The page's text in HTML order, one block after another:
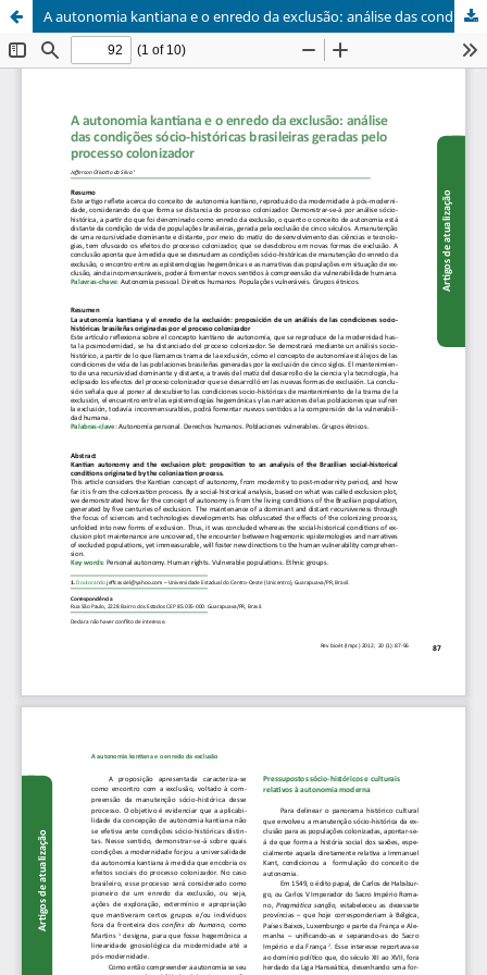
A autonomia kantiana e o enredo da exclusão: análise das condições sócio-históricas brasileiras geradas pelo processo colonizador